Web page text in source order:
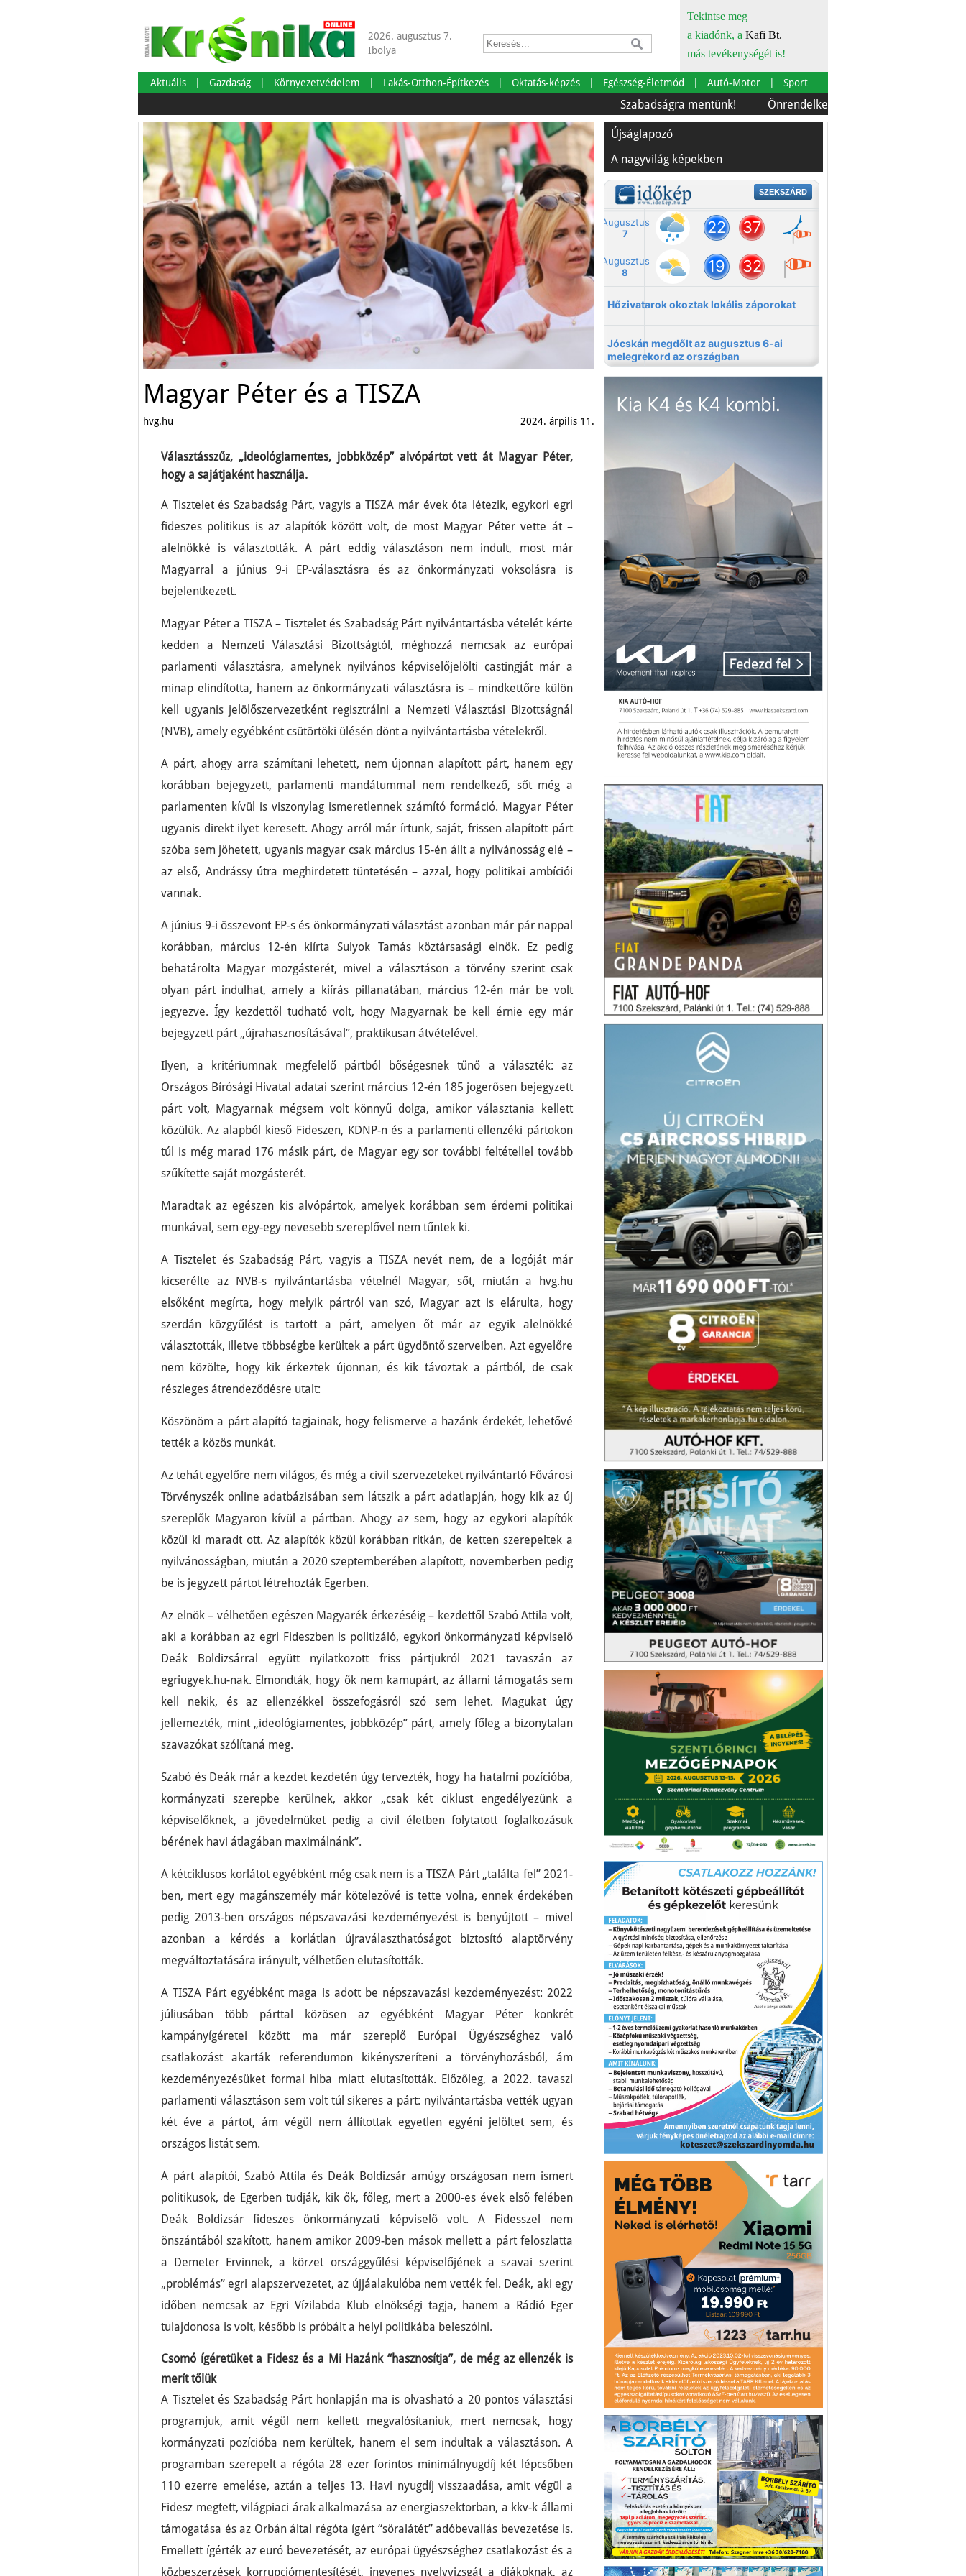
2026. augusztus 7.
Ibolya
Tekintse meg
a kiadónk, a Kafi Bt.
más tevékenységét is!
Aktuális Gazdaság Környezetvédelem Lakás-Otthon-Építkezés Oktatás-képzés Egészség-Életmód Autó-Motor Sport
Szabadságra mentünk! Önrendelkezés és szürkebarát
Magyar Péter és a TISZA
hvg.hu 2024. árpilis 11.
Választásszűz, „ideológiamentes, jobbközép” alvópártot vett át Magyar Péter,
hogy a sajátjaként használja.
A Tisztelet és Szabadság Párt, vagyis a TISZA már évek óta létezik, egykori egri
fideszes politikus is az alapítók között volt, de most Magyar Péter vette át –
alelnökké is választották. A párt eddig választáson nem indult, most már
Magyarral a június 9-i EP-választásra és az önkormányzati voksolásra is
bejelentkezett.
Magyar Péter a TISZA – Tisztelet és Szabadság Párt nyilvántartásba vételét kérte
kedden a Nemzeti Választási Bizottságtól, méghozzá nemcsak az európai
parlamenti választásra, amelynek nyilvános képviselőjelölti castingját már a
minap elindította, hanem az önkormányzati választásra is – mindkettőre külön
kell ugyanis jelölőszervezetként regisztrálni a Nemzeti Választási Bizottságnál
(NVB), amely egyébként csütörtöki ülésén dönt a nyilvántartásba vételekről.
A párt, ahogy arra számítani lehetett, nem újonnan alapított párt, hanem egy
korábban bejegyzett, parlamenti mandátummal nem rendelkező, sőt még a
parlamenten kívül is viszonylag ismeretlennek számító formáció. Magyar Péter
ugyanis direkt ilyet keresett. Ahogy arról már írtunk, saját, frissen alapított párt
szóba sem jöhetett, ugyanis magyar csak március 15-én állt a nyilvánosság elé –
az első, Andrássy útra meghirdetett tüntetésén – azzal, hogy politikai ambíciói
vannak.
A június 9-i összevont EP-s és önkormányzati választást azonban már pár nappal
korábban, március 12-én kiírta Sulyok Tamás köztársasági elnök. Ez pedig
behatárolta Magyar mozgásterét, mivel a választáson a törvény szerint csak
olyan párt indulhat, amely a kiírás pillanatában, március 12-én már be volt
jegyezve. Így kezdettől tudható volt, hogy Magyarnak be kell érnie egy már
bejegyzett párt „újrahasznosításával”, praktikusan átvételével.
Ilyen, a kritériumnak megfelelő pártból bőségesnek tűnő a választék: az
Országos Bírósági Hivatal adatai szerint március 12-én 185 jogerősen bejegyzett
párt volt, Magyarnak mégsem volt könnyű dolga, amikor választania kellett
közülük. Az alapból kieső Fideszen, KDNP-n és a parlamenti ellenzéki pártokon
túl is még marad 176 másik párt, de Magyar egy sor további feltétellel tovább
szűkítette saját mozgásterét.
Maradtak az egészen kis alvópártok, amelyek korábban sem érdemi politikai
munkával, sem egy-egy nevesebb szereplővel nem tűntek ki.
A Tisztelet és Szabadság Párt, vagyis a TISZA nevét nem, de a logóját már
kicserélte az NVB-s nyilvántartásba vételnél Magyar, sőt, miután a hvg.hu
elsőként megírta, hogy melyik pártról van szó, Magyar azt is elárulta, hogy
szerdán közgyűlést is tartott a párt, amelyen őt már az egyik alelnökké
választották, illetve többségbe kerültek a párt ügydöntő szerveiben. Azt egyelőre
nem közölte, hogy kik érkeztek újonnan, és kik távoztak a pártból, de csak
részleges átrendeződésre utalt:
Köszönöm a párt alapító tagjainak, hogy felismerve a hazánk érdekét, lehetővé
tették a közös munkát.
Az tehát egyelőre nem világos, és még a civil szervezeteket nyilvántartó Fővárosi
Törvényszék online adatbázisában sem látszik a párt adatlapján, hogy kik az új
szereplők Magyaron kívül a pártban. Ahogy az sem, hogy az egykori alapítók
közül ki maradt ott. Az alapítók közül korábban ritkán, de ketten szerepeltek a
nyilvánosságban, miután a 2020 szeptemberében alapított, novemberben pedig
be is jegyzett pártot létrehozták Egerben.
Az elnök – vélhetően egészen Magyarék érkezéséig – kezdettől Szabó Attila volt,
aki a korábban az egri Fideszben is politizáló, egykori önkormányzati képviselő
Deák Boldizsárral együtt nyilatkozott friss pártjukról 2021 tavaszán az
egriugyek.hu-nak. Elmondták, hogy ők nem kamupárt, az állami támogatás sem
kell nekik, és az ellenzékkel összefogásról szó sem lehet. Magukat úgy
jellemezték, mint „ideológiamentes, jobbközép” párt, amely főleg a bizonytalan
szavazókat szólítaná meg.
Szabó és Deák már a kezdet kezdetén úgy tervezték, hogy ha hatalmi pozícióba,
kormányzati szerepbe kerülnek, akkor „csak két ciklust engedélyezünk a
képviselőknek, a jövedelmüket pedig a civil életben folytatott foglalkozásuk
bérének havi átlagában maximálnánk”.
A kétciklusos korlátot egyébként még csak nem is a TISZA Párt „találta fel” 2021-
ben, mert egy magánszemély már kötelezővé is tette volna, ennek érdekében
pedig 2013-ben országos népszavazási kezdeményezést is benyújtott – mivel
azonban a kérdés a korlátlan újraválaszthatóságot biztosító alaptörvény
megváltoztatására irányult, vélhetően elutasították.
A TISZA Párt egyébként maga is adott be népszavazási kezdeményezést: 2022
júliusában több párttal közösen az egyébként Magyar Péter konkrét
kampányígéretei között ma már szereplő Európai Ügyészséghez való
csatlakozást akarták referendumon kikényszeríteni a törvényhozásból, ám
kezdeményezésüket formai hiba miatt elutasították. Előzőleg, a 2022. tavaszi
parlamenti választáson sem volt túl sikeres a párt: nyilvántartásba vették ugyan
két éve a pártot, ám végül nem állítottak egyetlen egyéni jelöltet sem, és
országos listát sem.
A párt alapítói, Szabó Attila és Deák Boldizsár amúgy országosan nem ismert
politikusok, de Egerben tudják, kik ők, főleg, mert a 2000-es évek első felében
Deák Boldizsár fideszes önkormányzati képviselő volt. A Fidesszel nem
önszántából szakított, hanem amikor 2009-ben mások mellett a párt feloszlatta
a Demeter Ervinnek, a körzet országgyűlési képviselőjének a szavai szerint
„problémás” egri alapszervezetet, az újjáalakulóba nem vették fel. Deák, aki egy
időben nemcsak az Egri Vízilabda Klub elnökségi tagja, hanem a Rádió Eger
tulajdonosa is volt, később is próbált a helyi politikába beleszólni.
Csomó ígéretüket a Fidesz és a Mi Hazánk “hasznosítja”, de még az ellenzék is
merít tőlük
A Tisztelet és Szabadság Párt honlapján ma is olvasható a 20 pontos választási
programjuk, amit végül nem kellett megvalósítaniuk, mert nemcsak, hogy
kormányzati pozícióba nem kerültek, hanem el sem indultak a választáson. A
programban szerepelt a régóta 28 ezer forintos minimálnyugdíj két lépcsőben
110 ezerre emelése, aztán a teljes 13. Havi nyugdíj visszaadása, amit végül a
Fidesz megtett, világpiaci árak alkalmazása az energiaszektorban, a kkv-k állami
támogatása és az Orbán által régóta ígért “söralátét” adóbevallás bevezetése is.
Emellett ígérték az euró bevezetését, az európai ügyészséghez csatlakozást és a
közbeszerzések korrupciómentesítését, ingyenes nyelvvizsgát a diákoknak, az
Újságlapozó
A nagyvilág képekben